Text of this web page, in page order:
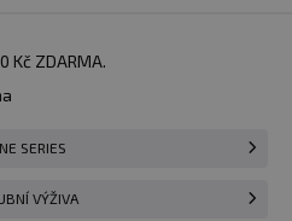
Kč ZDARMA.
SERIES
VÝŽIVA